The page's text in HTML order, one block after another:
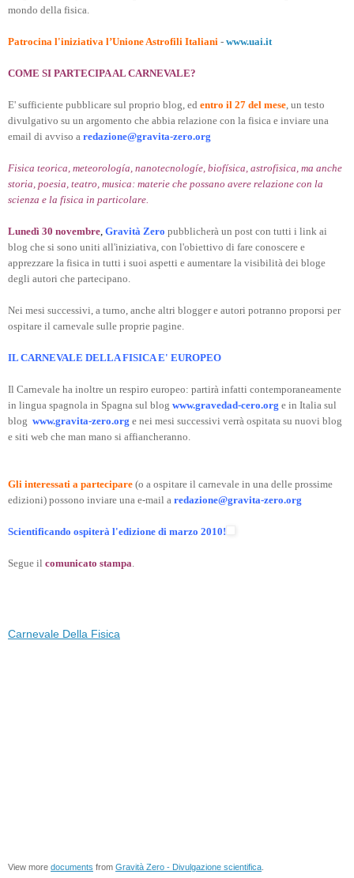
mondo della fisica.
Patrocina l'iniziativa l’Unione Astrofili Italiani - www.uai.it
COME SI PARTECIPA AL CARNEVALE?
E' sufficiente pubblicare sul proprio blog, ed entro il 27 del mese, un testo
divulgativo su un argomento che abbia relazione con la fisica e inviare una
email di avviso a redazione@gravita-zero.org
Fisica teorica, meteorología, nanotecnologíe, biofísica, astrofisica, ma anche
storia, poesia, teatro, musica: materie che possano avere relazione con la
scienza e la fisica in particolare.
Lunedì 30 novembre, Gravità Zero pubblicherà un post con tutti i link ai
blog che si sono uniti all'iniziativa, con l'obiettivo di fare conoscere e
apprezzare la fisica in tutti i suoi aspetti e aumentare la visibilità dei bloge
degli autori che partecipano.
Nei mesi successivi, a turno, anche altri blogger e autori potranno proporsi per
ospitare il carnevale sulle proprie pagine.
IL CARNEVALE DELLA FISICA E' EUROPEO
Il Carnevale ha inoltre un respiro europeo: partirà infatti contemporaneamente
in lingua spagnola in Spagna sul blog www.gravedad-cero.org e in Italia sul
blog www.gravita-zero.org e nei mesi successivi verrà ospitata su nuovi blog
e siti web che man mano si affiancheranno.
Gli interessati a partecipare (o a ospitare il carnevale in una delle prossime
edizioni) possono inviare una e-mail a redazione@gravita-zero.org
Scientificando ospiterà l'edizione di marzo 2010!
Segue il comunicato stampa.
Carnevale Della Fisica
View more documents from Gravità Zero - Divulgazione scientifica